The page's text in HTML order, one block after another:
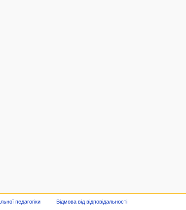
педагогіки Відмова від відповідальності